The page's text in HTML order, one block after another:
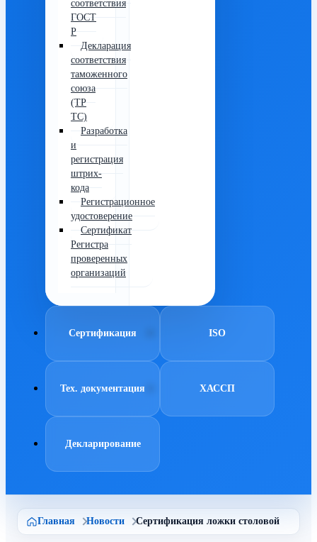
соответствия
ГОСТ
Р
Декларация
соответствия
таможенного
союза
(ТР
ТС)
Разработка
и
регистрация
штрих-
кода
Регистрационное
удостоверение
Сертификат
Регистра
проверенных
организаций
Сертификация ISO
Тех. документация ХАССП
Декларирование
Главная Новости Сертификация ложки столовой